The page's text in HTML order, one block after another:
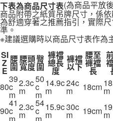
每筆NT$65，滿NT$1,000(含以
宅配
每筆NT$150，滿NT$2,000(含以
無印良品門市自取
免運費
下表為商品尺寸表(為商品平放
商品附帶之紙質吊牌尺寸，係
為舒適穿著之推薦指引，實際
準。
※建議選購時以商品尺寸表作為
SI
Z
E
腰
圍
腰頭
寬度
臀
圍
褲襠
總長
度
褲襠
以下
腰至
褲襠
長
80
39
c
m
2.3c
m
50
c
m
14.9c
m
24c
m 18cmm
90
41
c
m
2.3c
m
54
c
m
15.9c
m
30c
m 19cmm